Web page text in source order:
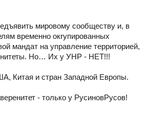
мировому сообществу и, в
временно окrупированных
мандат на управление территорией,
Но… Их у УНР - НЕТ!!!
Китая и стран Западной Европы.
- только у РусиновРусов!